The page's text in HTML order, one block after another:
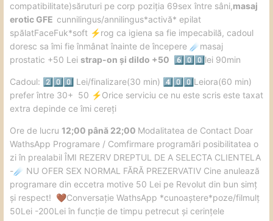
compatibilitate)săruturi pe corp poziția 69sex între sâni,masaj
erotic GFE cunnilingus/annilingus*activă* epilat
spălatFaceFuk*soft ⚡️rog ca igiena sa fie impecabilă, cadoul
doresc sa îmi fie înmânat înainte de începere ☄️ masaj
prostatic +50 Lei strap-on și dildo +50 6️⃣ 0️⃣ 0️⃣lei 90min
Cadoul: 2️⃣ 0️⃣ 0️⃣ Lei/finalizare(30 min) 4️⃣ 0️⃣ 0️⃣Leiora(60 min)
prefer între 30+ 50 ⚡️Orice serviciu ce nu este scris este taxat
extra depinde ce îmi cereți
️Ore de lucru 12;00 până 22;00 Modalitatea de Contact Doar
WathsApp Programare / Comfirmare programări posibilitatea o
zi în prealabil ÎMI REZERV DREPTUL DE A SELECTA CLIENTELA
-☄️ NU OFER SEX NORMAL FĂRĂ PREZERVATIV Cine anulează
programare din eccetra motive 50 Lei pe Revolut din bun simț
și respect! 🤎Conversație WathsApp *cunoaștere*poze/filmulț
50Lei -200Lei în funcție de timpu petrecut și cerințele